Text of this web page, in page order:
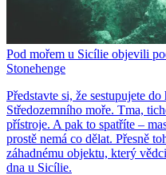
Pod mořem u Sicílie objevili
Stonehenge
Představte si, že sestupujete
Středozemního moře. Tma,
přístroje. A pak to spatříte –
prostě nemá co dělat. Přesně
záhadnému objektu, který
dna u Sicílie.